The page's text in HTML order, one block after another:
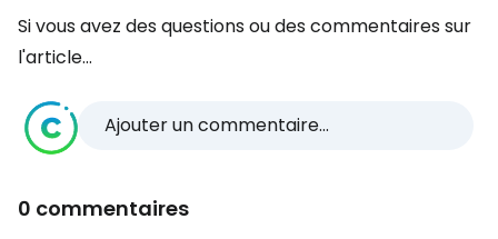
Si vous avez des questions ou des commentaires sur
l'article...
Ajouter un commentaire...
0 commentaires